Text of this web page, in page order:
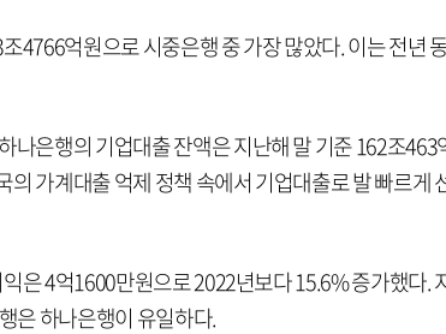
4766억원으로 시중은행 중 가장 많았다. 이는 전년
나은행의 기업대출 잔액은 지난해 말 기준 162조463
가계대출 억제 정책 속에서 기업대출로 발 빠르게
은 4억1600만원으로 2022년보다 15.6% 증가했다.
은 하나은행이 유일하다.